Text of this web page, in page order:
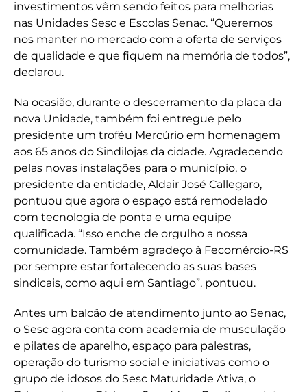
investimentos vêm sendo feitos para melhorias
nas Unidades Sesc e Escolas Senac. “Queremos
nos manter no mercado com a oferta de serviços
de qualidade e que fiquem na memória de todos”,
declarou.
Na ocasião, durante o descerramento da placa da
nova Unidade, também foi entregue pelo
presidente um troféu Mercúrio em homenagem
aos 65 anos do Sindilojas da cidade. Agradecendo
pelas novas instalações para o município, o
presidente da entidade, Aldair José Callegaro,
pontuou que agora o espaço está remodelado
com tecnologia de ponta e uma equipe
qualificada. “Isso enche de orgulho a nossa
comunidade. Também agradeço à Fecomércio-RS
por sempre estar fortalecendo as suas bases
sindicais, como aqui em Santiago”, pontuou.
Antes um balcão de atendimento junto ao Senac,
o Sesc agora conta com academia de musculação
e pilates de aparelho, espaço para palestras,
operação do turismo social e iniciativas como o
grupo de idosos do Sesc Maturidade Ativa, o